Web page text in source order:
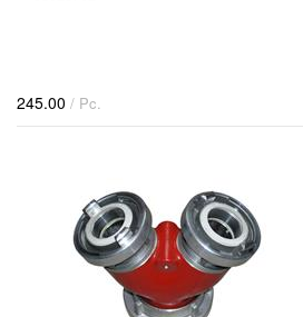
245.00 / Pc.